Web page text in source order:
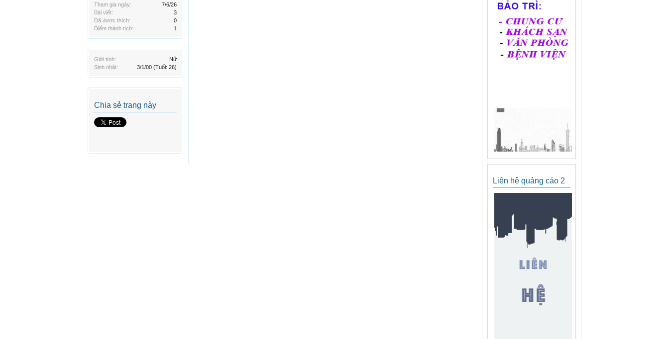
Tham gia ngày:
7/6/26
Bài viết:
3
Đã được thích:
0
Điểm thành tích:
1
Giới tính:
Nữ
Sinh nhật:
3/1/00 (Tuổi: 26)
Chia sẻ trang này
Liên hệ quảng cáo 2